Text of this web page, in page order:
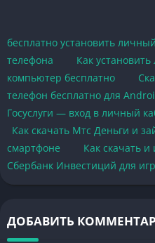
бесплатно установить
телефона
Как
компьютер бесплатно
телефон бесплатно для
Госуслуги — вход в личный
Как скачать Мтс Деньги и
смартфоне
Как скачать
Сбербанк Инвестиций для
ДОБАВИТЬ